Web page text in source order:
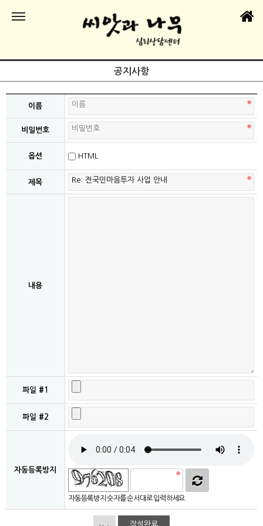
공지사항
이름
비밀번호
옵션 HTML
제목
내용
파일 #1
파일 #2
자동등록방지
자동등록방지 숫자를 순서대로 입력하세요.